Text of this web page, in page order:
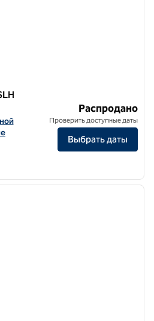
об отеле Aristide Hotel, a SLH Hotel
Распродано
Проверить доступные даты
Выбрать даты